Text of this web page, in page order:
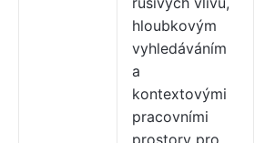
hloubkovým
vyhledáváním
a
kontextovými
pracovními
prostory pro